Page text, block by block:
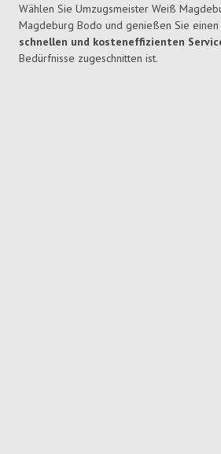
Wählen Sie Umzugsmeister Weiß
Magdeburg Bodo und genießen Sie einen
schnellen und kosteneffizienten
Bedürfnisse zugeschnitten ist.